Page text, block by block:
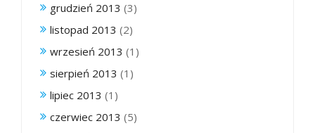
grudzień 2013 (3)
listopad 2013 (2)
wrzesień 2013 (1)
sierpień 2013 (1)
lipiec 2013 (1)
czerwiec 2013 (5)